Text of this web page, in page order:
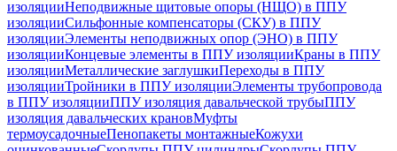
изоляцииНеподвижные щитовые опоры (НЩО) в ППУ
изоляцииCильфонные компенсаторы (СКУ) в ППУ
изоляцииЭлементы неподвижных опор (ЭНО) в ППУ
изоляцииКонцевые элементы в ППУ изоляцииКраны в ППУ
изоляцииМеталлические заглушкиПереходы в ППУ
изоляцииТройники в ППУ изоляцииЭлементы трубопровода
в ППУ изоляцииППУ изоляция давальческой трубыППУ
изоляция давальческих крановМуфты
термоусадочныеПенопакеты монтажныеКожухи